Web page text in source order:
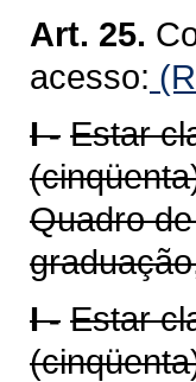
Art. 25.
acesso:
I - Estar
Quadro
I - Estar